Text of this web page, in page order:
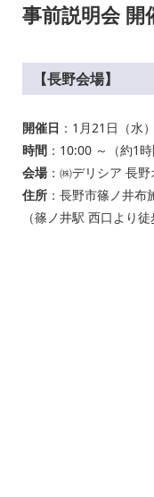
事前説明会 開
【長野会場】
開催日 ：1月21日（水）
時間 ：10:00 ～（約1時
会場：㈱デリシア 長
住所 ：長野市篠ノ井布
（篠ノ井駅 西口より徒